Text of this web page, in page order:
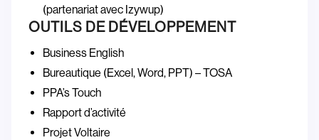
(partenariat avec Izywup)
OUTILS DE DÉVELOPPEMENT
Business English
Bureautique (Excel, Word, PPT) – TOSA
PPA’s Touch
Rapport d’activité
Projet Voltaire